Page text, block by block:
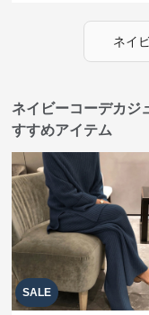
ネイ
ネイビーコーデカジ
すすめアイテム
SALE